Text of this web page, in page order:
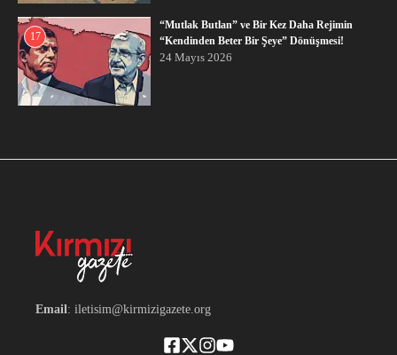
17
“Mutlak Butlan” ve Bir Kez Daha Rejimin
“Kendinden Beter Bir Şeye” Dönüşmesi!
24 Mayıs 2026
Email : iletisim@kirmizigazete.org